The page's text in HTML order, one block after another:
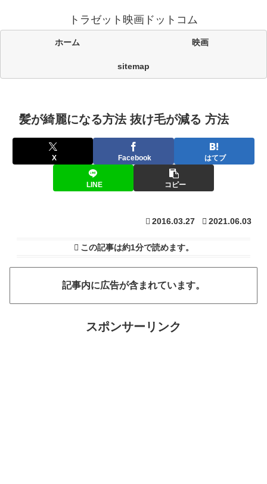
トラゼット映画ドットコム
ホーム 映画
sitemap
髪が綺麗になる方法 抜け毛が減る 方法
X Facebook はてブ
LINE コピー
2016.03.27 2021.06.03
この記事は約1分で読めます。
記事内に広告が含まれています。
スポンサーリンク